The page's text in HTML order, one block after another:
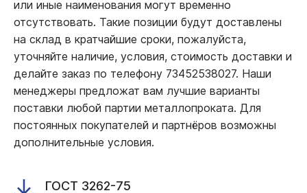
или иные наименования могут временно
отсутствовать. Такие позиции будут доставлены
на склад в кратчайшие сроки, пожалуйста,
уточняйте наличие, условия, стоимость доставки и
делайте заказ по телефону 73452538027. Наши
менеджеры предложат вам лучшие варианты
поставки любой партии металлопроката. Для
постоянных покупателей и партнёров возможны
дополнительные условия.
ГОСТ 3262-75